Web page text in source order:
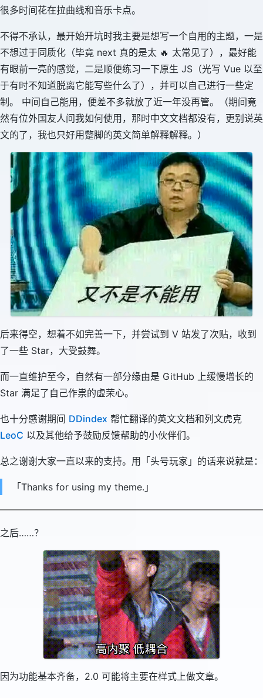
很多时间花在拉曲线和音乐卡点。
不得不承认，最开始开坑时我主要是想写一个自用的主题，一是
不想过于同质化（毕竟 next 真的是太 🔥 太常见了），最好能
有眼前一亮的感觉，二是顺便练习一下原生 JS（光写 Vue 以至
于有时不知道脱离它能写些什么了），并可以自己进行一些定
制。 中间自己能用，便差不多就放了近一年没再管。（期间竟
然有位外国友人问我如何使用，那时中文文档都没有，更别说英
文的了，我也只好用蹩脚的英文简单解释解释。）
后来得空，想着不如完善一下，并尝试到 V 站发了次贴，收到
了一些 Star，大受鼓舞。
而一直维护至今，自然有一部分缘由是 GitHub 上缓慢增长的
Star 满足了自己作祟的虚荣心。
也十分感谢期间 DDindex 帮忙翻译的英文文档和列文虎克
LeoC 以及其他给予鼓励反馈帮助的小伙伴们。
总之谢谢大家一直以来的支持。用「头号玩家」的话来说就是：
「Thanks for using my theme.」
之后……？
因为功能基本齐备，2.0 可能将主要在样式上做文章。